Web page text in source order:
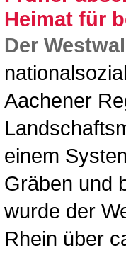
Heimat für
Der
Aachener
einem
Gräben und
wurde der
Rhein über